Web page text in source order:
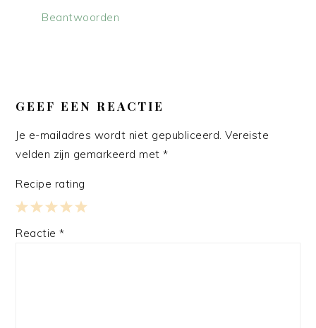
Beantwoorden
GEEF EEN REACTIE
Je e-mailadres wordt niet gepubliceerd. Vereiste
velden zijn gemarkeerd met*
Recipe rating
4
3
2
1
Reactie*